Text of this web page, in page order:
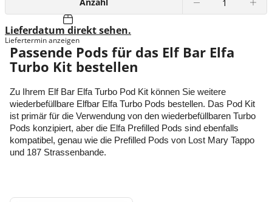
Lieferdatum direkt sehen.
Liefertermin anzeigen
Passende Pods für das Elf Bar Elfa
Turbo Kit bestellen
Zu Ihrem Elf Bar Elfa Turbo Pod Kit können Sie weitere
wiederbefüllbare Elfbar Elfa Turbo Pods bestellen. Das Pod Kit
ist primär für die Verwendung von den wiederbefüllbaren Turbo
Pods konzipiert, aber die Elfa Prefilled Pods sind ebenfalls
kompatibel, genau wie die Prefilled Pods von Lost Mary Tappo
und 187 Strassenbande.